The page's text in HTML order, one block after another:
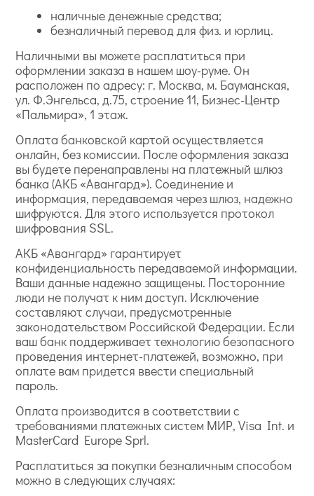
наличные денежные средства;
безналичный перевод для физ. и юрлиц.
Наличными вы можете расплатиться при
оформлении заказа в нашем шоу-руме. Он
расположен по адресу: г. Москва, м. Бауманская,
ул. Ф.Энгельса, д.75, строение 11, Бизнес-Центр
«Пальмира», 1 этаж.
Оплата банковской картой осуществляется
онлайн, без комиссии. После оформления заказа
вы будете перенаправлены на платежный шлюз
банка (АКБ «Авангард»). Соединение и
информация, передаваемая через шлюз, надежно
шифруются. Для этого используется протокол
шифрования SSL.
АКБ «Авангард» гарантирует
конфиденциальность передаваемой информации.
Ваши данные надежно защищены. Посторонние
люди не получат к ним доступ. Исключение
составляют случаи, предусмотренные
законодательством Российской Федерации. Если
ваш банк поддерживает технологию безопасного
проведения интернет-платежей, возможно, при
оплате вам придется ввести специальный
пароль.
Оплата производится в соответствии с
требованиями платежных систем МИР, Visa Int. и
MasterCard Europe Sprl.
Расплатиться за покупки безналичным способом
можно в следующих случаях: